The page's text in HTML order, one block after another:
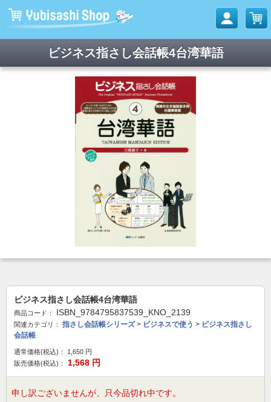
ビジネス指さし会話帳4台湾華語
ビジネス指さし会話帳4台湾華語
商品コード： ISBN_9784795837539_KNO_2139
関連カテゴリ： 指さし会話帳シリーズ> ビジネスで使う > ビジネス指さし
会話帳
通常価格(税込)： 1,650 円
販売価格(税込)：
1,568 円
申し訳ございませんが、只今品切れ中です。